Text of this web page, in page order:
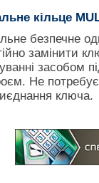
кільце
безпечне
замінити
засобом
Не потребує
ключа.